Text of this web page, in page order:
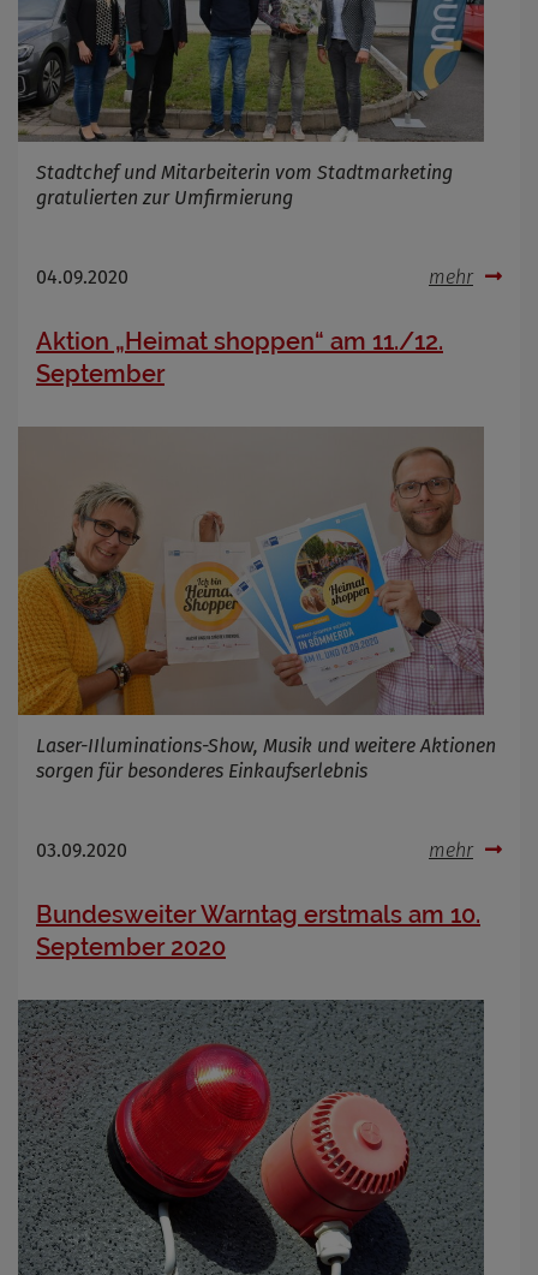
Stadtchef und Mitarbeiterin vom Stadtmarketing
gratulierten zur Umfirmierung
04.09.2020 mehr
Aktion „Heimat shoppen“ am 11./12.
September
Laser-IIluminations-Show, Musik und weitere Aktionen
sorgen für besonderes Einkaufserlebnis
03.09.2020 mehr
Bundesweiter Warntag erstmals am 10.
September 2020